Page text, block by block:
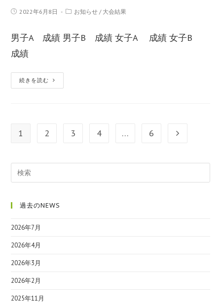
2022年6月8日 お知らせ / 大会結果
男子A 成績 男子B 成績 女子A 成績 女子B
成績
続きを読む
1 2 3 4 … 6
過去のNEWS
2026年7月
2026年4月
2026年3月
2026年2月
2025年11月